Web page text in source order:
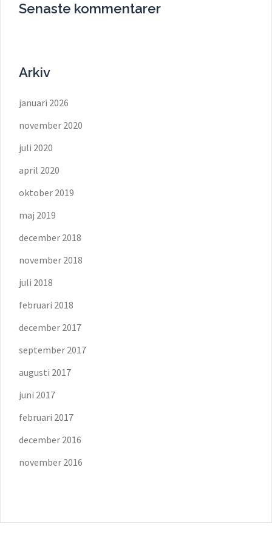
Senaste kommentarer
Arkiv
januari 2026
november 2020
juli 2020
april 2020
oktober 2019
maj 2019
december 2018
november 2018
juli 2018
februari 2018
december 2017
september 2017
augusti 2017
juni 2017
februari 2017
december 2016
november 2016